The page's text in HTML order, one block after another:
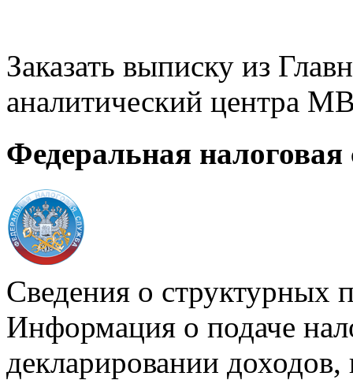
Заказать выписку из
аналитический центра
Федеральная налоговая
Сведения о структурных
Информация о подаче
декларировании доходов,